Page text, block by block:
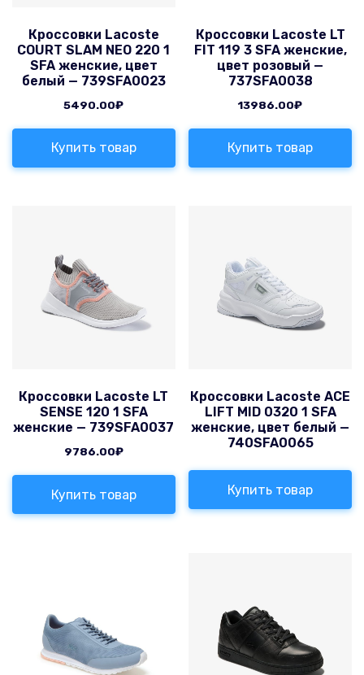
Кроссовки Lacoste
COURT SLAM NEO 220 1
SFA женские, цвет
белый — 739SFA0023
5490.00₽
Купить товар
Кроссовки Lacoste LT
FIT 119 3 SFA женские,
цвет розовый —
737SFA0038
13986.00₽
Купить товар
Кроссовки Lacoste LT
SENSE 120 1 SFA
женские — 739SFA0037
9786.00₽
Купить товар
Кроссовки Lacoste ACE
LIFT MID 0320 1 SFA
женские, цвет белый —
740SFA0065
Купить товар